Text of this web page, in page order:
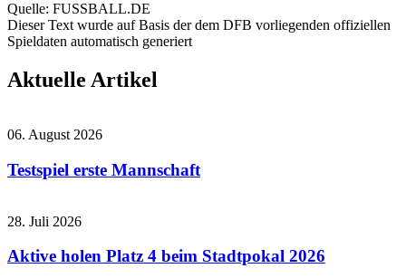
Quelle: FUSSBALL.DE
Dieser Text wurde auf Basis der dem DFB vorliegenden offiziellen
Spieldaten automatisch generiert
Aktuelle Artikel
06. August 2026
Testspiel erste Mannschaft
28. Juli 2026
Aktive holen Platz 4 beim Stadtpokal 2026